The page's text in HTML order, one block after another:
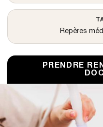
Repères
PRENDRE